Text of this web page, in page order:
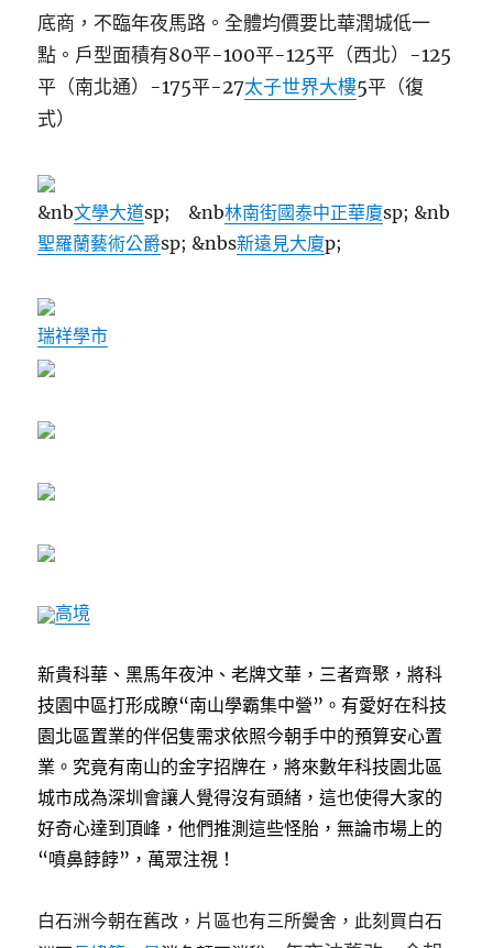
底商，不臨年夜馬路。全體均價要比華潤城低一
點。戶型面積有80平-100平-125平（西北）-125
平（南北通）-175平-27太子世界大樓5平（復
式）
&nb文學大道sp; &nb林南街國泰中正華廈sp; &nb
聖羅蘭藝術公爵sp; &nbs新遠見大廈p;
瑞祥學市
高境
新貴科華、黑馬年夜沖、老牌文華，三者齊聚，將科
技園中區打形成瞭“南山學霸集中營”。有愛好在科技
園北區置業的伴侶隻需求依照今朝手中的預算安心置
業。究竟有南山的金字招牌在，將來數年科技園北區
城市成為深圳會讓人覺得沒有頭緒，這也使得大家的
好奇心達到頂峰，他們推測這些怪胎，無論市場上的
“噴鼻餑餑”，萬眾注視！
白石洲今朝在舊改，片區也有三所黌舍，此刻買白石